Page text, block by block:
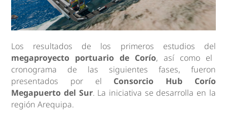
Los resultados de los primeros estudios del
megaproyecto portuario de Corío, así como el
cronograma de las siguientes fases, fueron
presentados por el Consorcio Hub Corío
Megapuerto del Sur. La iniciativa se desarrolla en la
región Arequipa.